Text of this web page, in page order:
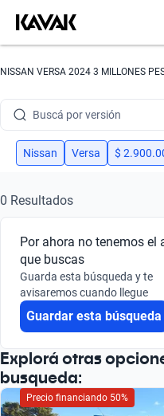
NISSAN VERSA 2024 3 MILLONES
Buscá por marca
Buscá por versión
Buscá por año
Buscá por modelo
Buscá por versión
Buscá por año
Nissan Versa $
0 Resultados
Por ahora no tenemos el
que buscas
Guarda esta búsqueda y te
avisaremos cuando llegue
Guardar esta búsqueda
Explorá otras
busqueda:
Precio financiando 50%